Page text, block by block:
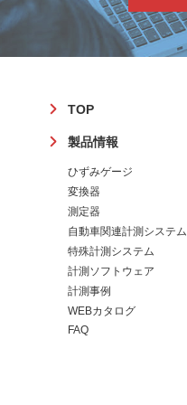
フ
タ
TOP
製品情報
ひずみゲージ
変換器
測定器
自動車関連計測システム
特殊計測システム
計測ソフトウェア
計測事例
WEBカタログ
FAQ